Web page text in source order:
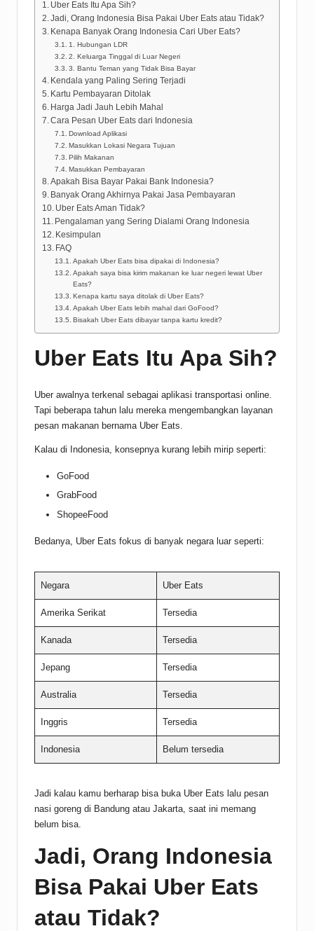
Uber Eats Itu Apa Sih?
Jadi, Orang Indonesia Bisa Pakai Uber Eats atau Tidak?
Kenapa Banyak Orang Indonesia Cari Uber Eats?
1. Hubungan LDR
2. Keluarga Tinggal di Luar Negeri
3. Bantu Teman yang Tidak Bisa Bayar
Kendala yang Paling Sering Terjadi
Kartu Pembayaran Ditolak
Harga Jadi Jauh Lebih Mahal
Cara Pesan Uber Eats dari Indonesia
Download Aplikasi
Masukkan Lokasi Negara Tujuan
Pilih Makanan
Masukkan Pembayaran
Apakah Bisa Bayar Pakai Bank Indonesia?
Banyak Orang Akhirnya Pakai Jasa Pembayaran
Uber Eats Aman Tidak?
Pengalaman yang Sering Dialami Orang Indonesia
Kesimpulan
FAQ
Apakah Uber Eats bisa dipakai di Indonesia?
Apakah saya bisa kirim makanan ke luar negeri lewat Uber
Eats?
Kenapa kartu saya ditolak di Uber Eats?
Apakah Uber Eats lebih mahal dari GoFood?
Bisakah Uber Eats dibayar tanpa kartu kredit?
Uber Eats Itu Apa Sih?
Uber awalnya terkenal sebagai aplikasi transportasi online.
Tapi beberapa tahun lalu mereka mengembangkan layanan
pesan makanan bernama Uber Eats.
Kalau di Indonesia, konsepnya kurang lebih mirip seperti:
GoFood
GrabFood
ShopeeFood
Bedanya, Uber Eats fokus di banyak negara luar seperti:
Negara Uber Eats
Amerika Serikat Tersedia
Kanada Tersedia
Jepang Tersedia
Australia Tersedia
Inggris Tersedia
Indonesia Belum tersedia
Jadi kalau kamu berharap bisa buka Uber Eats lalu pesan
nasi goreng di Bandung atau Jakarta, saat ini memang
belum bisa.
Jadi, Orang Indonesia
Bisa Pakai Uber Eats
atau Tidak?